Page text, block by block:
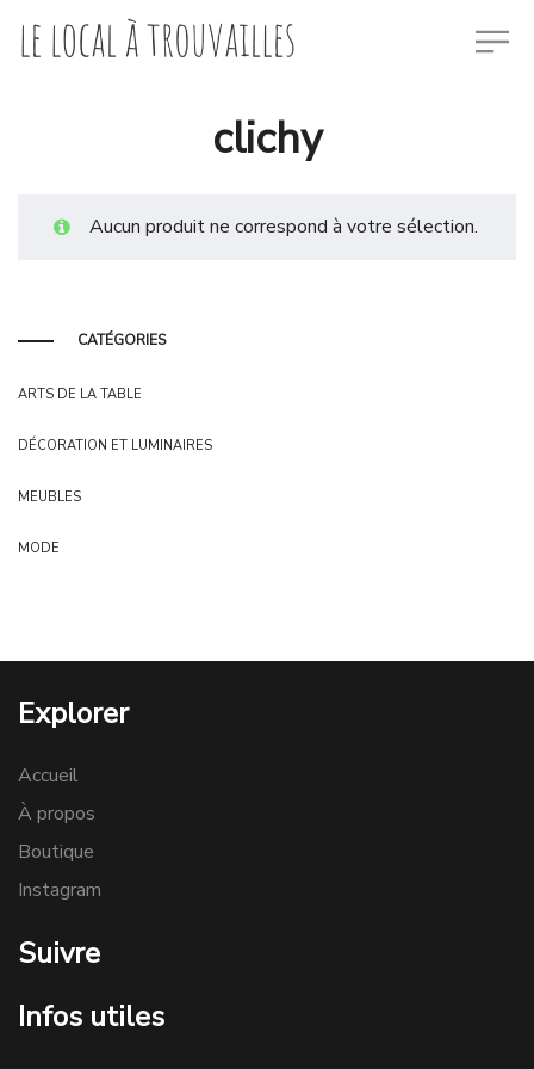
clichy
Aucun produit ne correspond à votre sélection.
CATÉGORIES
ARTS DE LA TABLE
DÉCORATION ET LUMINAIRES
MEUBLES
MODE
Explorer
Accueil
À propos
Boutique
Instagram
Suivre
Infos utiles